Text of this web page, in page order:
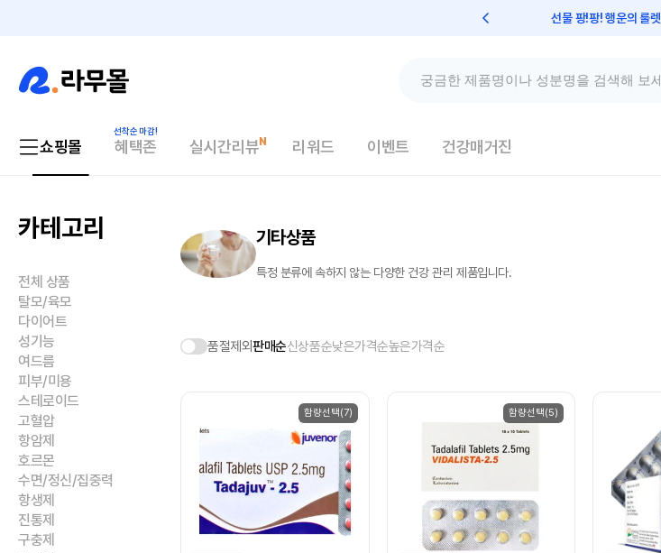
선물 팡!팡! 행운의 룰렛
쇼핑몰 혜택존 실시간리뷰 리워드 이벤트 건강매거진
카테고리
전체 상품
탈모/육모
다이어트
성기능
여드름
피부/미용
스테로이드
고혈압
항암제
호르몬
수면/정신/집중력
항생제
진통제
구충제
기타상품
특정 분류에 속하지 않는 다양한 건강 관리 제품입니다.
품절제외판매순신상품순낮은가격순높은가격순
함량선택(7) 함량선택(5)